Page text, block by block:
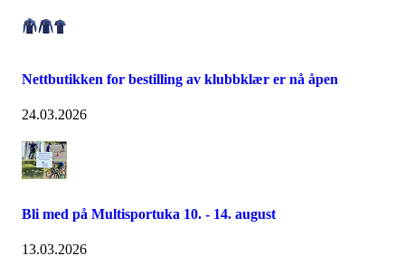
Nettbutikken for bestilling av klubbklær er nå åpen
24.03.2026
Bli med på Multisportuka 10. - 14. august
13.03.2026